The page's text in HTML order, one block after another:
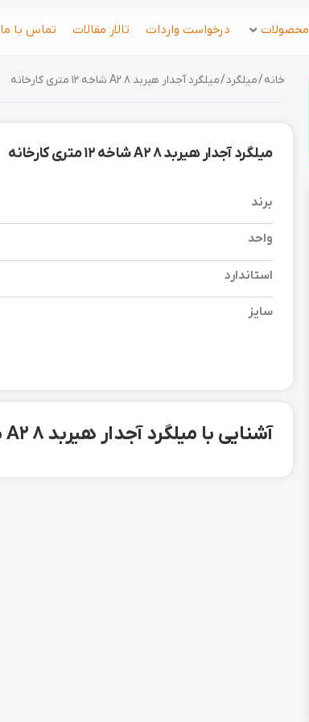
محصولات درخواست واردات تالار مقالات تماس با ما
خانه/میلگرد/ میلگرد آجدار هیربد 8 A2 شاخه 12 متری کارخانه
میلگرد آجدار هیربد 8 A2 شاخه 12 متری کارخانه
برند
واحد
استاندارد
سایز
آشنایی با میلگرد آجدار هیربد 8 A2 شاخه 12 متری کارخانه